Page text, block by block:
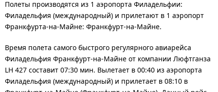
Полеты производятся из 1 аэропорта Филадельфии:
Филадельфия (международный) и прилетают в 1 аэропорт
Франкфурта-на-Майне: Франкфурт-на-Майне.
Время полета самого быстрого регулярного авиарейса
Филадельфия Франкфурт-на-Майне от компании Люфтганза
LH 427 составит 07:30 мин. Вылетает в 00:40 из аэропорта
Филадельфия (международный) и прилетает в 08:10 в